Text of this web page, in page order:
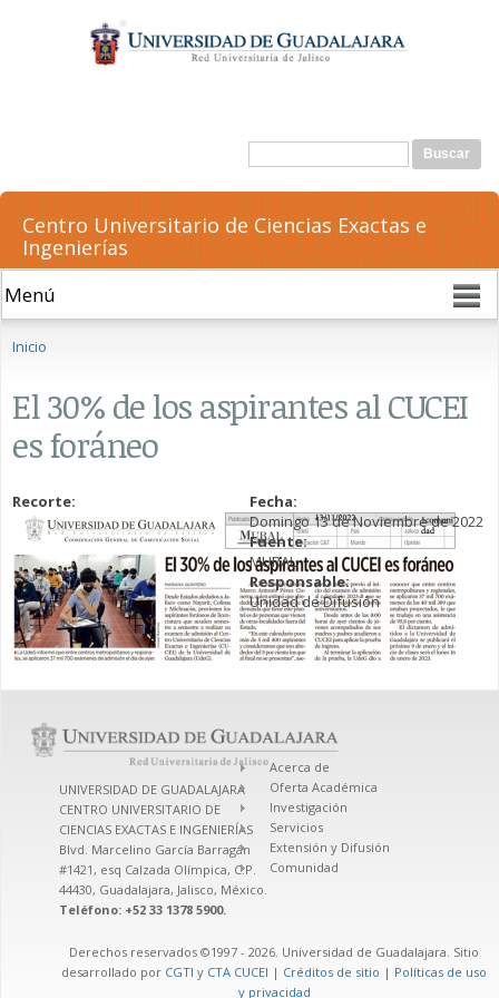
contenido
principal
Formulario de búsqueda
Buscar
Centro Universitario de Ciencias Exactas e
Ingenierías
Inicio
El 30% de los aspirantes al CUCEI
es foráneo
Recorte:
Fecha:
Domingo 13 de Noviembre de 2022
Fuente:
MURAL
Responsable:
Unidad de Difusión
UNIVERSIDAD DE GUADALAJARA
CENTRO UNIVERSITARIO DE
CIENCIAS EXACTAS E INGENIERÍAS
Blvd. Marcelino García Barragán
#1421, esq Calzada Olímpica, C.P.
44430, Guadalajara, Jalisco, México.
Teléfono: +52 33 1378 5900.
Acerca de
Oferta Académica
Investigación
Servicios
Extensión y Difusión
Comunidad
Derechos reservados ©1997 - 2026. Universidad de Guadalajara. Sitio
desarrollado por CGTI y CTA CUCEI | Créditos de sitio | Políticas de uso
y privacidad